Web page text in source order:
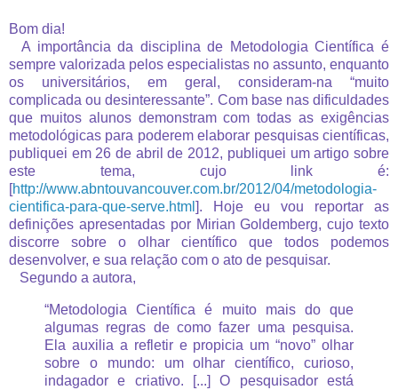
Bom dia!
A importância da disciplina de Metodologia Científica é
sempre valorizada pelos especialistas no assunto, enquanto
os universitários, em geral, consideram-na “muito
complicada ou desinteressante”. Com base nas dificuldades
que muitos alunos demonstram com todas as exigências
metodológicas para poderem elaborar pesquisas científicas,
publiquei em 26 de abril de 2012, publiquei um artigo sobre
este tema, cujo link é:
[http://www.abntouvancouver.com.br/2012/04/metodologia-
cientifica-para-que-serve.html ].
Hoje eu vou reportar as
definições apresentadas por Mirian Goldemberg, cujo texto
discorre sobre o olhar científico que todos podemos
desenvolver, e sua relação com o ato de pesquisar.
Segundo a autora,
“Metodologia Científica é muito mais do que
algumas regras de como fazer uma pesquisa.
Ela auxilia a refletir e propicia um “novo” olhar
sobre o mundo: um olhar científico, curioso,
indagador e criativo. [...] O pesquisador está